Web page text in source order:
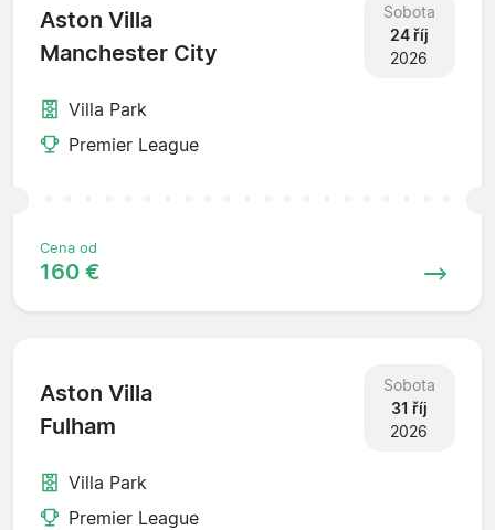
Aston Villa
Manchester City
Sobota
24 říj
2026
Villa Park
Premier League
Cena od
160 €
Aston Villa
Fulham
Sobota
31 říj
2026
Villa Park
Premier League